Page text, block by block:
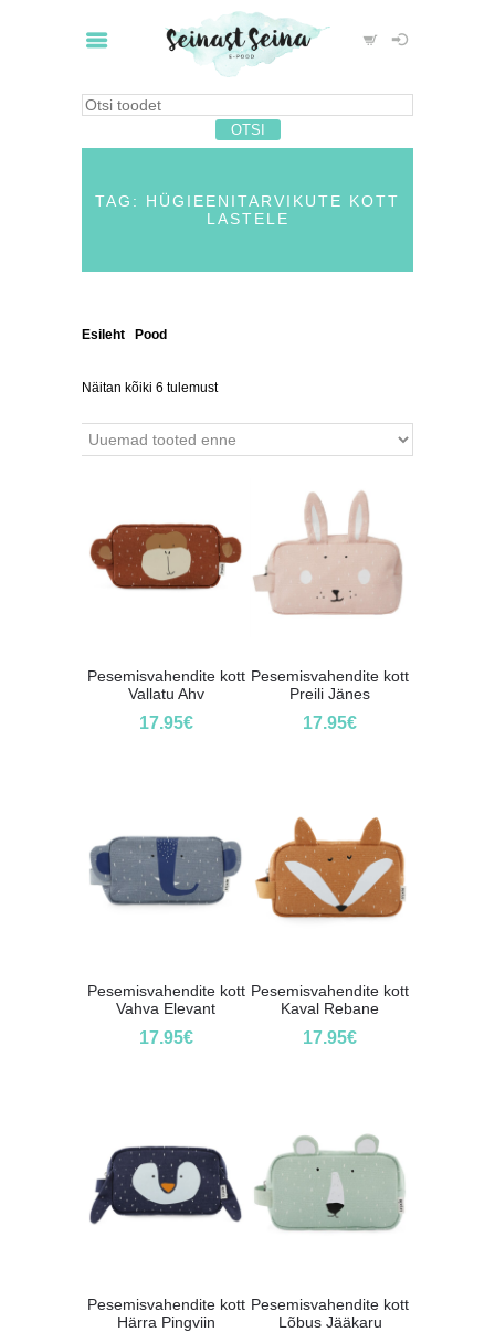
TAG: HÜGIEENITARVIKUTE KOTT
LASTELE
Esileht Pood
Näitan kõiki 6 tulemust
Pesemisvahendite kott
Vallatu Ahv
17.95€
Pesemisvahendite kott
Preili Jänes
17.95€
Pesemisvahendite kott
Vahva Elevant
17.95€
Pesemisvahendite kott
Kaval Rebane
17.95€
Pesemisvahendite kott
Härra Pingviin
Pesemisvahendite kott
Lõbus Jääkaru